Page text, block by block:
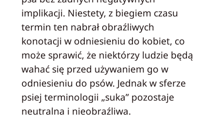
implikacji. Niestety, z biegiem czasu
termin ten nabrał obraźliwych
konotacji w odniesieniu do kobiet, co
może sprawić, że niektórzy ludzie będą
wahać się przed używaniem go w
odniesieniu do psów. Jednak w sferze
psiej terminologii „suka” pozostaje
neutralna i nieobraźliwa.